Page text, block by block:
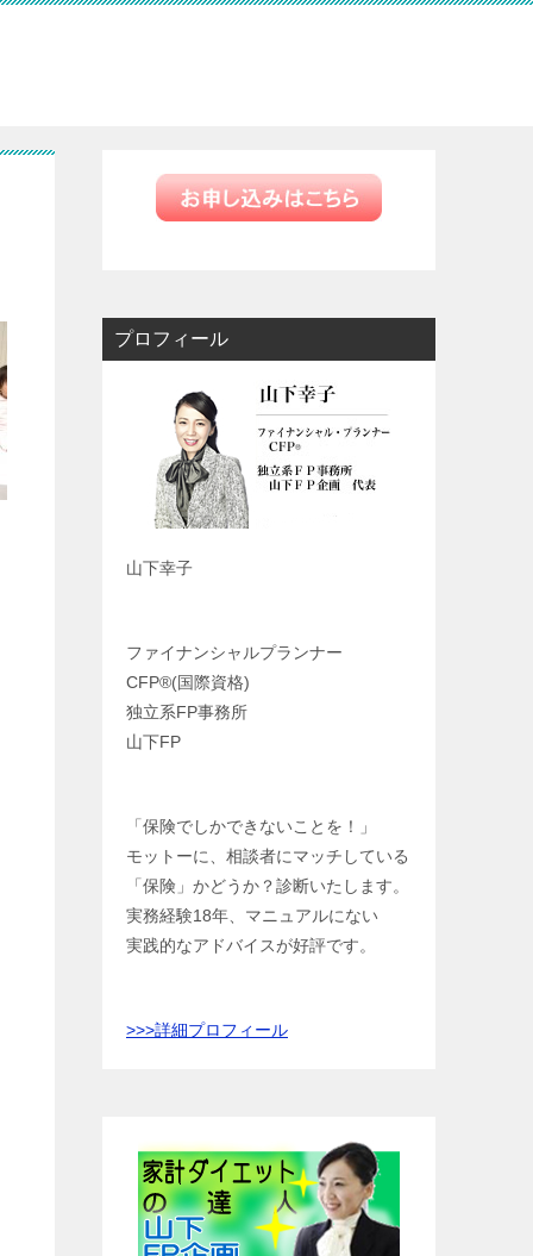
プロフィール
山下幸子
ファイナンシャルプランナー
CFP®️(国際資格)
独立系FP事務所
山下FP
「保険でしかできないことを！」
モットーに、相談者にマッチしている
「保険」かどうか？診断いたします。
実務経験18年、マニュアルにない
実践的なアドバイスが好評です。
>>>詳細プロフィール